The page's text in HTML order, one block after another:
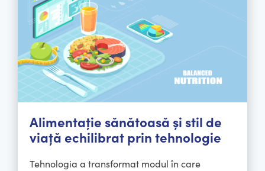
Alimentație sănătoasă și stil de
viață echilibrat prin tehnologie
Tehnologia a transformat modul în care